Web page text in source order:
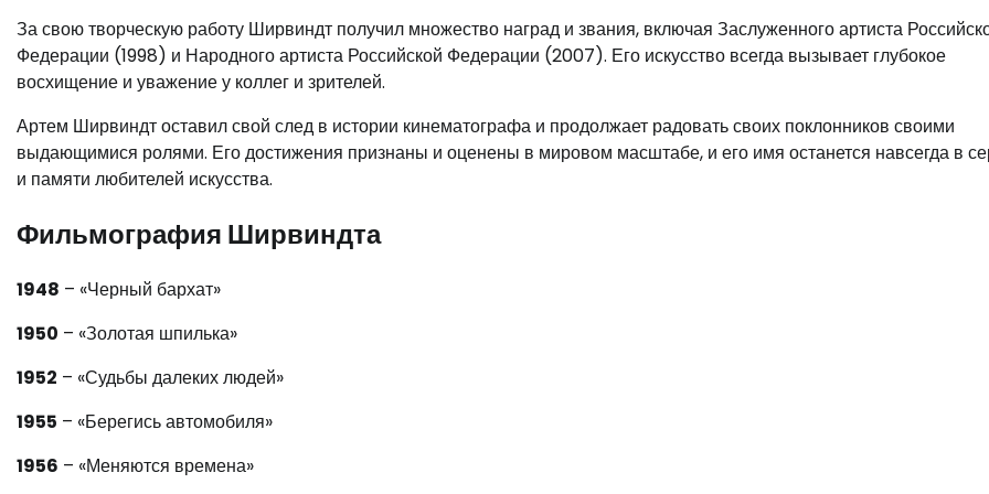
За свою творческую работу Ширвиндт получил множество наград и звания, включая Заслуженного артиста
Федерации (1998) и Народного артиста Российской Федерации (2007). Его искусство всегда вызывает глубокое
восхищение и уважение у коллег и зрителей.
Артем Ширвиндт оставил свой след в истории кинематографа и продолжает радовать своих поклонников своими
выдающимися ролями. Его достижения признаны и оценены в мировом масштабе, и его имя останется навсегда в
и памяти любителей искусства.
Фильмография Ширвиндта
1948 – «Черный бархат»
1950 – «Золотая шпилька»
1952 – «Судьбы далеких людей»
1955 – «Берегись автомобиля»
1956 – «Меняются времена»